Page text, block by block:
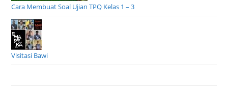
Cara Membuat Soal Ujian TPQ Kelas 1 – 3
Visitasi Bawi